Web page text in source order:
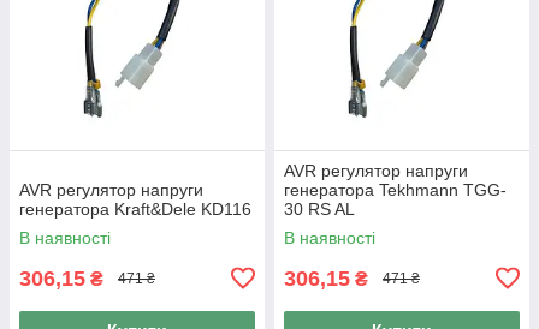
AVR регулятор напруги
генератора Kraft&Dele KD116
В наявності
306,15 ₴ 471 ₴
AVR регулятор напруги
генератора Tekhmann TGG-
30 RS AL
В наявності
306,15 ₴ 471 ₴